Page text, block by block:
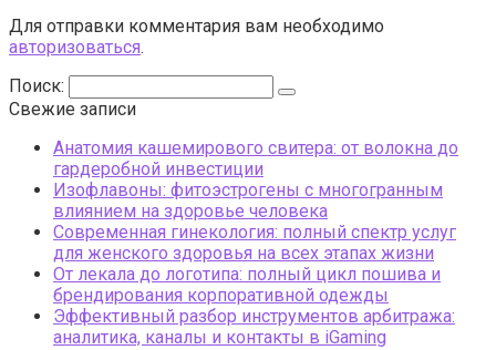
Для отправки комментария вам необходимо
авторизоваться.
Поиск:
Свежие записи
Анатомия кашемирового свитера: от волокна до
гардеробной инвестиции
Изофлавоны: фитоэстрогены с многогранным
влиянием на здоровье человека
Современная гинекология: полный спектр услуг
для женского здоровья на всех этапах жизни
От лекала до логотипа: полный цикл пошива и
брендирования корпоративной одежды
Эффективный разбор инструментов арбитража:
аналитика, каналы и контакты в iGaming